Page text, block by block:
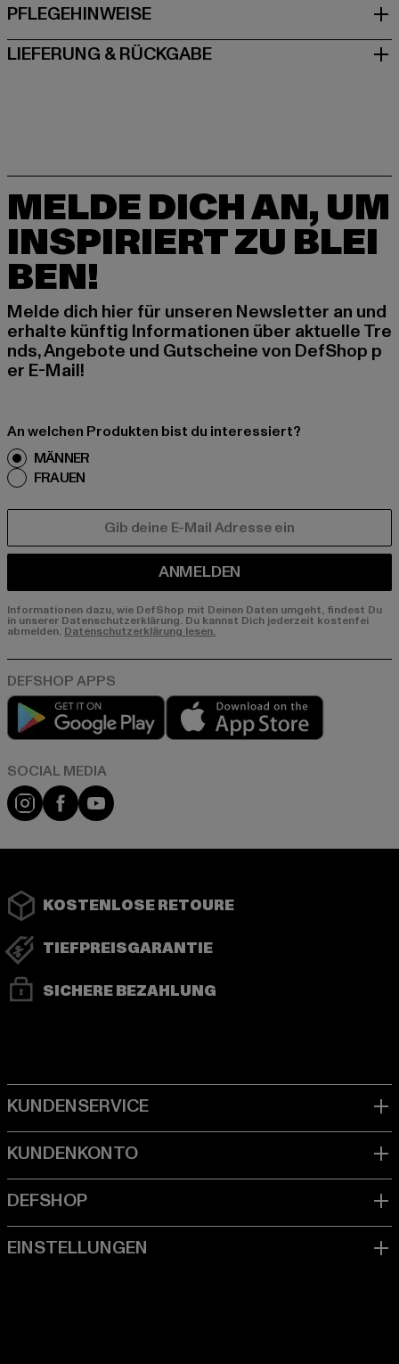
PFLEGEHINWEISE
LIEFERUNG & RÜCKGABE
MELDE DICH AN, UM
INSPIRIERT ZU BLEI
BEN!
Melde dich hier für unseren Newsletter an und
erhalte künftig Informationen über aktuelle Tre
nds, Angebote und Gutscheine von DefShop p
er E-Mail!
An welchen Produkten bist du interessiert?
MÄNNER
FRAUEN
ANMELDEN
Informationen dazu, wie DefShop mit Deinen Daten umgeht, findest Du
in unserer Datenschutzerklärung. Du kannst Dich jederzeit kostenfei
abmelden. Datenschutzerklärung lesen.
Play market
Instagram
FacebookYouTube
KOSTENLOSE RETOURE
TIEFPREISGARANTIE
SICHERE BEZAHLUNG